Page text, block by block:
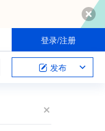
登录/注册
发布